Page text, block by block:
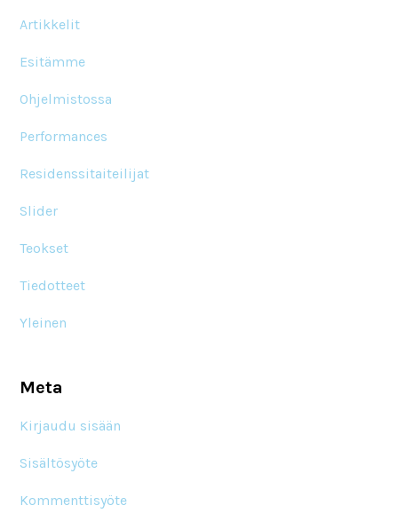
Artikkelit
Esitämme
Ohjelmistossa
Performances
Residenssitaiteilijat
Slider
Teokset
Tiedotteet
Yleinen
Meta
Kirjaudu sisään
Sisältösyöte
Kommenttisyöte